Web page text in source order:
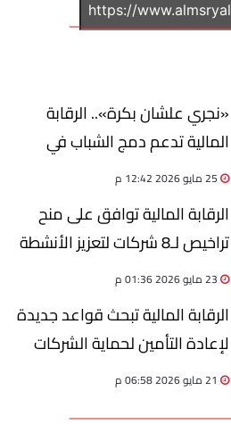
«نجري علشان بكرة».. الرقابة
المالية تدعم دمج الشباب في
القطاع المالي غير المصرفي
25 مايو 2026 12:42 م
الرقابة المالية توافق على منح
تراخيص لـ8 شركات لتعزيز الأنشطة
غير المصرفية
23 مايو 2026 01:36 م
الرقابة المالية تبحث قواعد جديدة
لإعادة التأمين لحماية الشركات
من المخاطر والأزمات
21 مايو 2026 06:58 م